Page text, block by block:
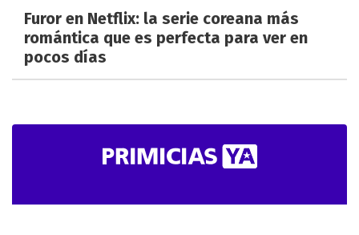
Furor en Netflix: la serie coreana más
romántica que es perfecta para ver en
pocos días